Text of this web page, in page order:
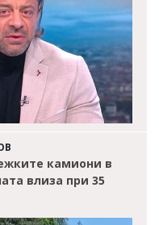
камиони в
влиза при 35